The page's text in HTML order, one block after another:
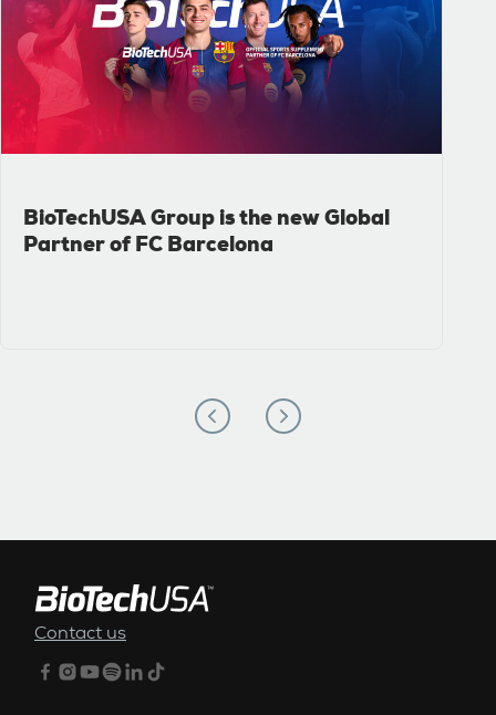
BioTechUSA Group is the new Global
Partner of FC Barcelona
Contact us